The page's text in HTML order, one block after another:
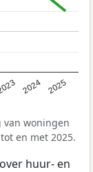
2024 2025
van woningen
en met 2025.
huur- en